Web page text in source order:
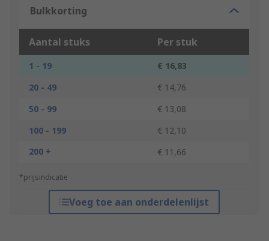
Bulkkorting
Aantal stuks Per stuk
1 - 19
€ 16,83
20 - 49
€ 14,76
50 - 99
€ 13,08
100 - 199
€ 12,10
200 +
€ 11,66
*prijsindicatie
Voeg toe aan onderdelenlijst